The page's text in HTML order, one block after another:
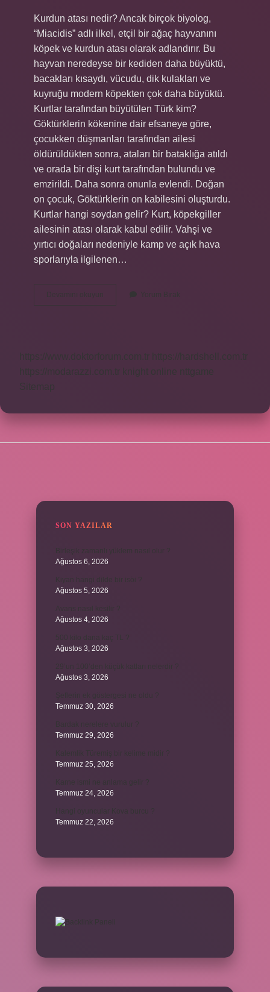
Kurdun atası nedir? Ancak birçok biyolog,
“Miacidis” adlı ilkel, etçil bir ağaç hayvanını
köpek ve kurdun atası olarak adlandırır. Bu
hayvan neredeyse bir kediden daha büyüktü,
bacakları kısaydı, vücudu, dik kulakları ve
kuyruğu modern köpekten çok daha büyüktü.
Kurtlar tarafından büyütülen Türk kim?
Göktürklerin kökenine dair efsaneye göre,
çocukken düşmanları tarafından ailesi
öldürüldükten sonra, ataları bir bataklığa atıldı
ve orada bir dişi kurt tarafından bulundu ve
emzirildi. Daha sonra onunla evlendi. Doğan
on çocuk, Göktürklerin on kabilesini oluşturdu.
Kurtlar hangi soydan gelir? Kurt, köpekgiller
ailesinin atası olarak kabul edilir. Vahşi ve
yırtıcı doğaları nedeniyle kamp ve açık hava
sporlarıyla ilgilenen…
Devamını okuyun
Kurtların
Atası
Yorum Bırak
https://www.doktorforum.com.tr
https://hardshell.com.tr
https://modarazzi.com.tr
knight online
nttgame
Sitemap
SON YAZILAR
Ağustos 6, 2026
Ağustos 5, 2026
Ağustos 4, 2026
Ağustos 3, 2026
Ağustos 3, 2026
Temmuz 30, 2026
Temmuz 29, 2026
Temmuz 25, 2026
Temmuz 24, 2026
Temmuz 22, 2026